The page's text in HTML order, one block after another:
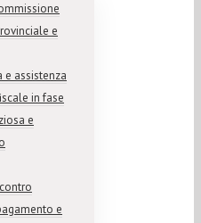
e
e assistenza
in fase
e
e